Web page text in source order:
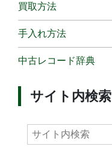
買取方法
手入れ方法
中古レコード辞典
サイト内検索